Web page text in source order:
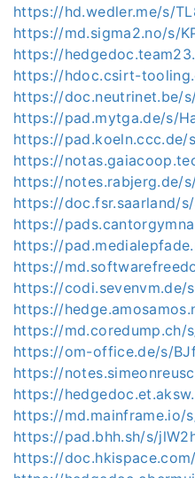
https://hd.wedler.me/s/
https://md.sigma2.no/s/
https://
https://hdoc.csirt-
https://doc.neutrinet.be/
https://pad.mytga.de/s/
https://pad.koeln.ccc.de/
https://
https://notes.rabjerg.de/
https://doc.fsr.saarland/s/
https://
https://
https://
https://codi.sevenvm.de/
https://
https://md.coredump.ch/
https://om-office.de/s/
https://
https://
https://md.mainframe.io/
https://pad.bhh.sh/s/
https://